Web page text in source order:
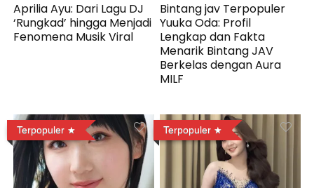
Aprilia Ayu: Dari Lagu DJ
‘Rungkad’ hingga Menjadi
Fenomena Musik Viral
Bintang jav Terpopuler
Yuuka Oda: Profil
Lengkap dan Fakta
Menarik Bintang JAV
Berkelas dengan Aura
MILF
Terpopuler Terpopuler